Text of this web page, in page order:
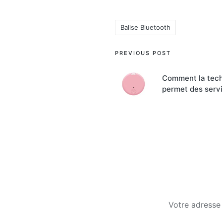
Tags:
Balise Bluetooth
Post
navigation
PREVIOUS POST
Comment la
permet des
Votre